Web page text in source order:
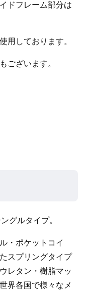
ドフレーム部分は
用しております。
ございます。
グルタイプ。
・ポケットコイ
スプリングタイプ
レタン・樹脂マッ
界各国で様々なメ